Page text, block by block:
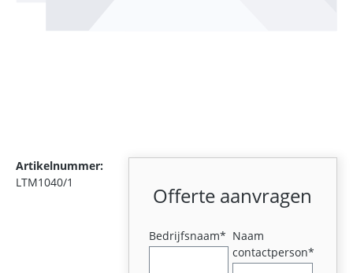
Artikelnummer:
LTM1040/1
Offerte aanvragen
Bedrijfsnaam* Naam
contactperson*